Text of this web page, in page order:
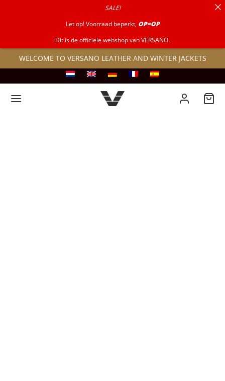
WELCOME TO VERSANO LEATHER AND WINTER JACKETS
SALE!
Let op! Voorraad beperkt, OP=OP
Dit is de officiële webshop van VERSANO.